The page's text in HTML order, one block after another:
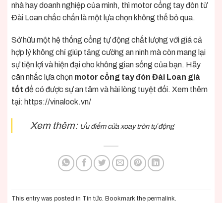
nhà hay doanh nghiệp của mình, thì motor cổng tay đòn từ
Đài Loan chắc chắn là một lựa chọn không thể bỏ qua.
Sở hữu một hệ thống cổng tự động chất lượng với giá cả
hợp lý không chỉ giúp tăng cường an ninh mà còn mang lại
sự tiện lợi và hiện đại cho không gian sống của bạn. Hãy
cân nhắc lựa chọn motor cổng tay đòn Đài Loan giá
tốt để có được sự an tâm và hài lòng tuyệt đối. Xem thêm
tại: https://vinalock.vn/
Xem thêm: Ưu điểm cửa xoay tròn tự động
This entry was posted in Tin tức . Bookmark the permalink